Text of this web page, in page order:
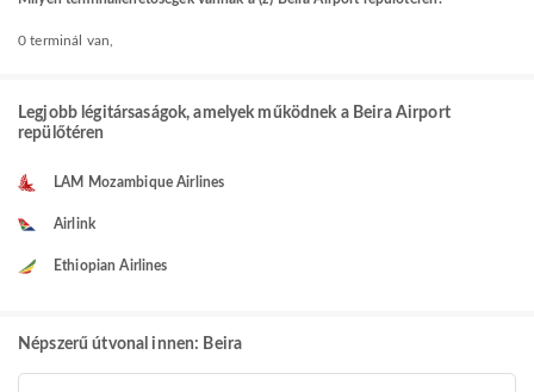
0 terminál van,
Legjobb légitársaságok, amelyek működnek a Beira Airport
repülőtéren
LAM Mozambique Airlines
Airlink
Ethiopian Airlines
Népszerű útvonal innen: Beira